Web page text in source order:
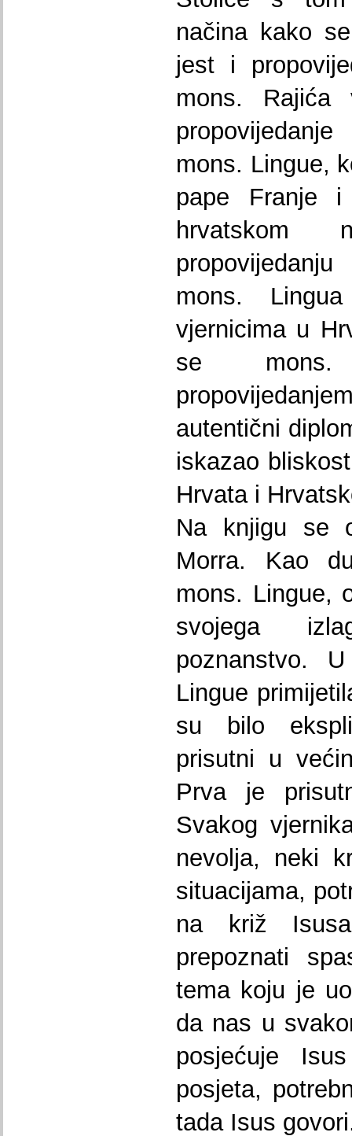
načina kako
jest i
mons. Rajića
mons. Lingue,
pape Franje i
hrvatskom
mons.
vjernicima u
se mons.
autentični
iskazao
Hrvata i
Na knjigu se
Morra. Kao
mons. Lingue,
svojega
poznanstvo.
Lingue
su bilo
prisutni u
Prva je
Svakog
nevolja, neki
situacijama,
na križ
prepoznati
tema koju je
da nas u
posjećuje
posjeta,
tada Isus